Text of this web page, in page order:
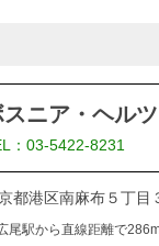
スニア・ヘル
：03-5422-8231
都港区南麻布５丁
尾駅から直線距離で